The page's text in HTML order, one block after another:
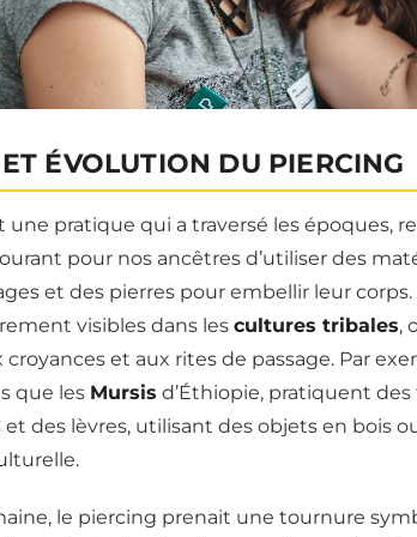
ÉVOLUTION DU PIERCING
une pratique qui a traversé les époques,
pour nos ancêtres d’utiliser des
et des pierres pour embellir leur
visibles dans les cultures tribales,
croyances et aux rites de passage. Par
que les Mursis d’Éthiopie, pratiquent
et des lèvres, utilisant des objets en bois
le piercing prenait une tournure